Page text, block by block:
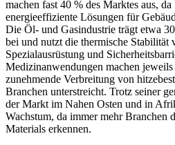
machen fast 40 % des Marktes aus,
energieeffiziente Lösungen für
Die Öl- und Gasindustrie trägt etwa
bei und nutzt die thermische
Spezialausrüstung und
Medizinanwendungen machen
zunehmende Verbreitung von
Branchen unterstreicht. Trotz seiner
der Markt im Nahen Osten und in
Wachstum, da immer mehr Branchen
Materials erkennen.